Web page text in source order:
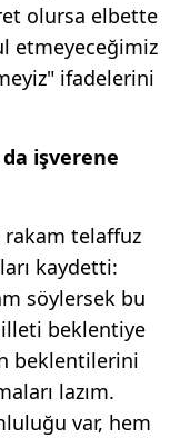
olursa elbette
etmeyeceğimiz
ifadelerini
işverene
telaffuz
kaydetti:
söylersek bu
beklentiye
beklentilerini
lazım.
var, hem